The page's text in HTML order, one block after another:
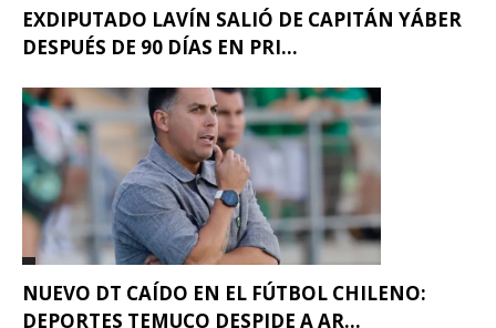
EXDIPUTADO LAVÍN SALIÓ DE CAPITÁN YÁBER
DESPUÉS DE 90 DÍAS EN PRI...
NUEVO DT CAÍDO EN EL FÚTBOL CHILENO:
DEPORTES TEMUCO DESPIDE A AR...